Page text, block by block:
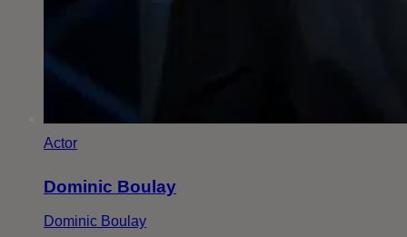
Actor
Dominic Boulay
Dominic Boulay